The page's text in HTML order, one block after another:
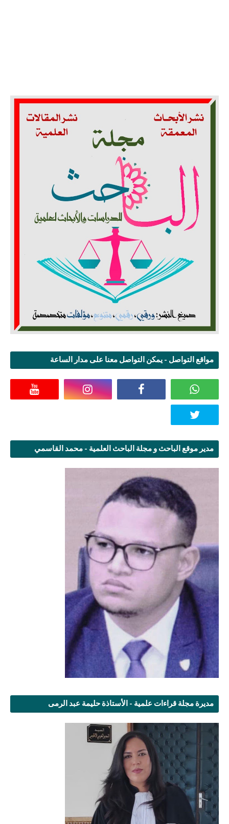
مواقع التواصل - يمكن التواصل معنا على مدار الساعة
مدير موقع الباحث و مجلة الباحث العلمية - محمد القاسمي
مديرة مجلة قراءات علمية - الأستاذة حليمة عبد الرمى